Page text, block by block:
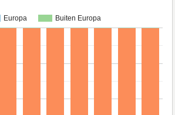
Europa Buiten Europa